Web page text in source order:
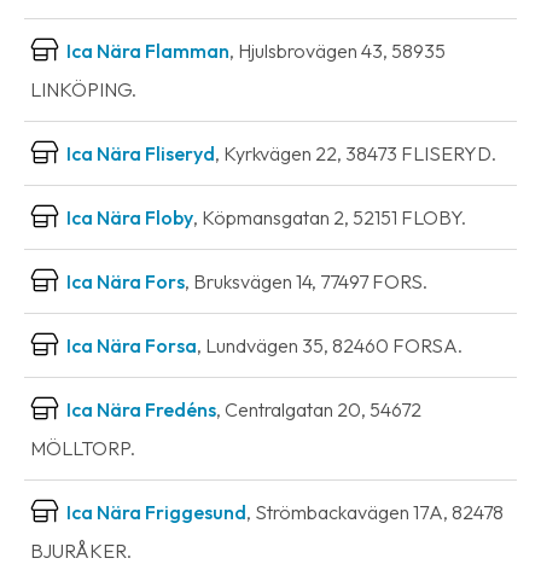
Ica Nära Flamman, Hjulsbrovägen 43, 58935
LINKÖPING.
Ica Nära Fliseryd, Kyrkvägen 22, 38473 FLISERYD.
Ica Nära Floby, Köpmansgatan 2, 52151 FLOBY.
Ica Nära Fors, Bruksvägen 14, 77497 FORS.
Ica Nära Forsa, Lundvägen 35, 82460 FORSA.
Ica Nära Fredéns, Centralgatan 20, 54672
MÖLLTORP.
Ica Nära Friggesund, Strömbackavägen 17A, 82478
BJURÅKER.